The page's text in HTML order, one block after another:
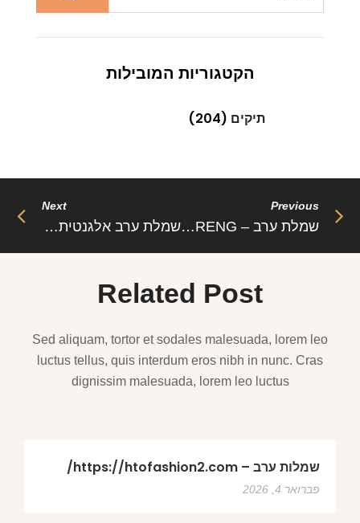
הקטגוריות המובילות
תיקים (204)
Previous
שמלת ערב – ORENG: אלגנטיות ושיק בעיצוב מודרני
Next
שמלת ערב אלגנטית שמלת מידי מחוך – מרי: אלגנטיות ונשיות בעיצוב מחמיא
Related Post
Sed aliquam, tortor et sodales malesuada, lorem leo
luctus tellus, quis interdum eros nibh in nunc. Cras
dignissim malesuada, lorem leo luctus
שמלות ערב – https://htofashion2.com/
פברואר 4, 2026